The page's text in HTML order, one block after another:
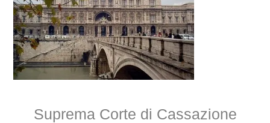
Suprema Corte di Cassazione